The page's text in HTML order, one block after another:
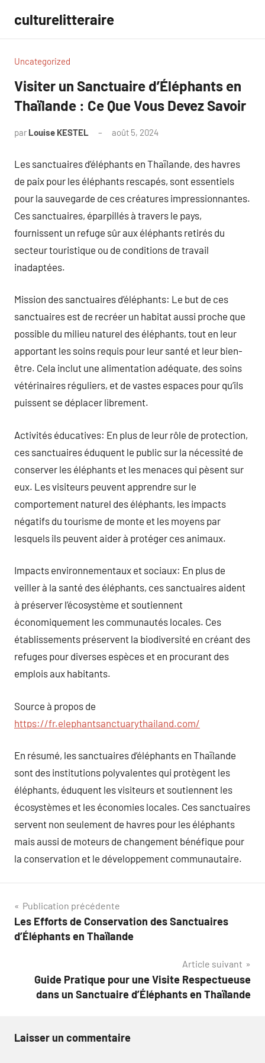
contenu
culturelitteraire
Uncategorized
Visiter un Sanctuaire d’Éléphants en
Thaïlande : Ce Que Vous Devez Savoir
par Louise KESTEL août 5, 2024
Les sanctuaires d’éléphants en Thaïlande, des havres
de paix pour les éléphants rescapés, sont essentiels
pour la sauvegarde de ces créatures impressionnantes.
Ces sanctuaires, éparpillés à travers le pays,
fournissent un refuge sûr aux éléphants retirés du
secteur touristique ou de conditions de travail
inadaptées.
Mission des sanctuaires d’éléphants: Le but de ces
sanctuaires est de recréer un habitat aussi proche que
possible du milieu naturel des éléphants, tout en leur
apportant les soins requis pour leur santé et leur bien-
être. Cela inclut une alimentation adéquate, des soins
vétérinaires réguliers, et de vastes espaces pour qu’ils
puissent se déplacer librement.
Activités éducatives: En plus de leur rôle de protection,
ces sanctuaires éduquent le public sur la nécessité de
conserver les éléphants et les menaces qui pèsent sur
eux. Les visiteurs peuvent apprendre sur le
comportement naturel des éléphants, les impacts
négatifs du tourisme de monte et les moyens par
lesquels ils peuvent aider à protéger ces animaux.
Impacts environnementaux et sociaux: En plus de
veiller à la santé des éléphants, ces sanctuaires aident
à préserver l’écosystème et soutiennent
économiquement les communautés locales. Ces
établissements préservent la biodiversité en créant des
refuges pour diverses espèces et en procurant des
emplois aux habitants.
Source à propos de
https://fr.elephantsanctuarythailand.com/
En résumé, les sanctuaires d’éléphants en Thaïlande
sont des institutions polyvalentes qui protègent les
éléphants, éduquent les visiteurs et soutiennent les
écosystèmes et les économies locales. Ces sanctuaires
servent non seulement de havres pour les éléphants
mais aussi de moteurs de changement bénéfique pour
la conservation et le développement communautaire.
Navigation
de
Publication précédente
Les Efforts de Conservation des Sanctuaires
d’Éléphants en Thaïlande
Article suivant
Guide Pratique pour une Visite Respectueuse
dans un Sanctuaire d’Éléphants en Thaïlande
Laisser un commentaire